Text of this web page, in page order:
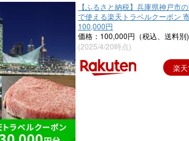
【ふるさと納税】兵庫県神戸市
で使える楽天トラベルクーポン
100,000円
価格：100,000円（税込、送料別)
(2025/4/20時点)
楽